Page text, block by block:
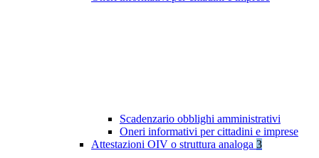
Scadenzario obblighi amministrativi
Oneri informativi per cittadini e imprese
Attestazioni OIV o struttura analoga 3